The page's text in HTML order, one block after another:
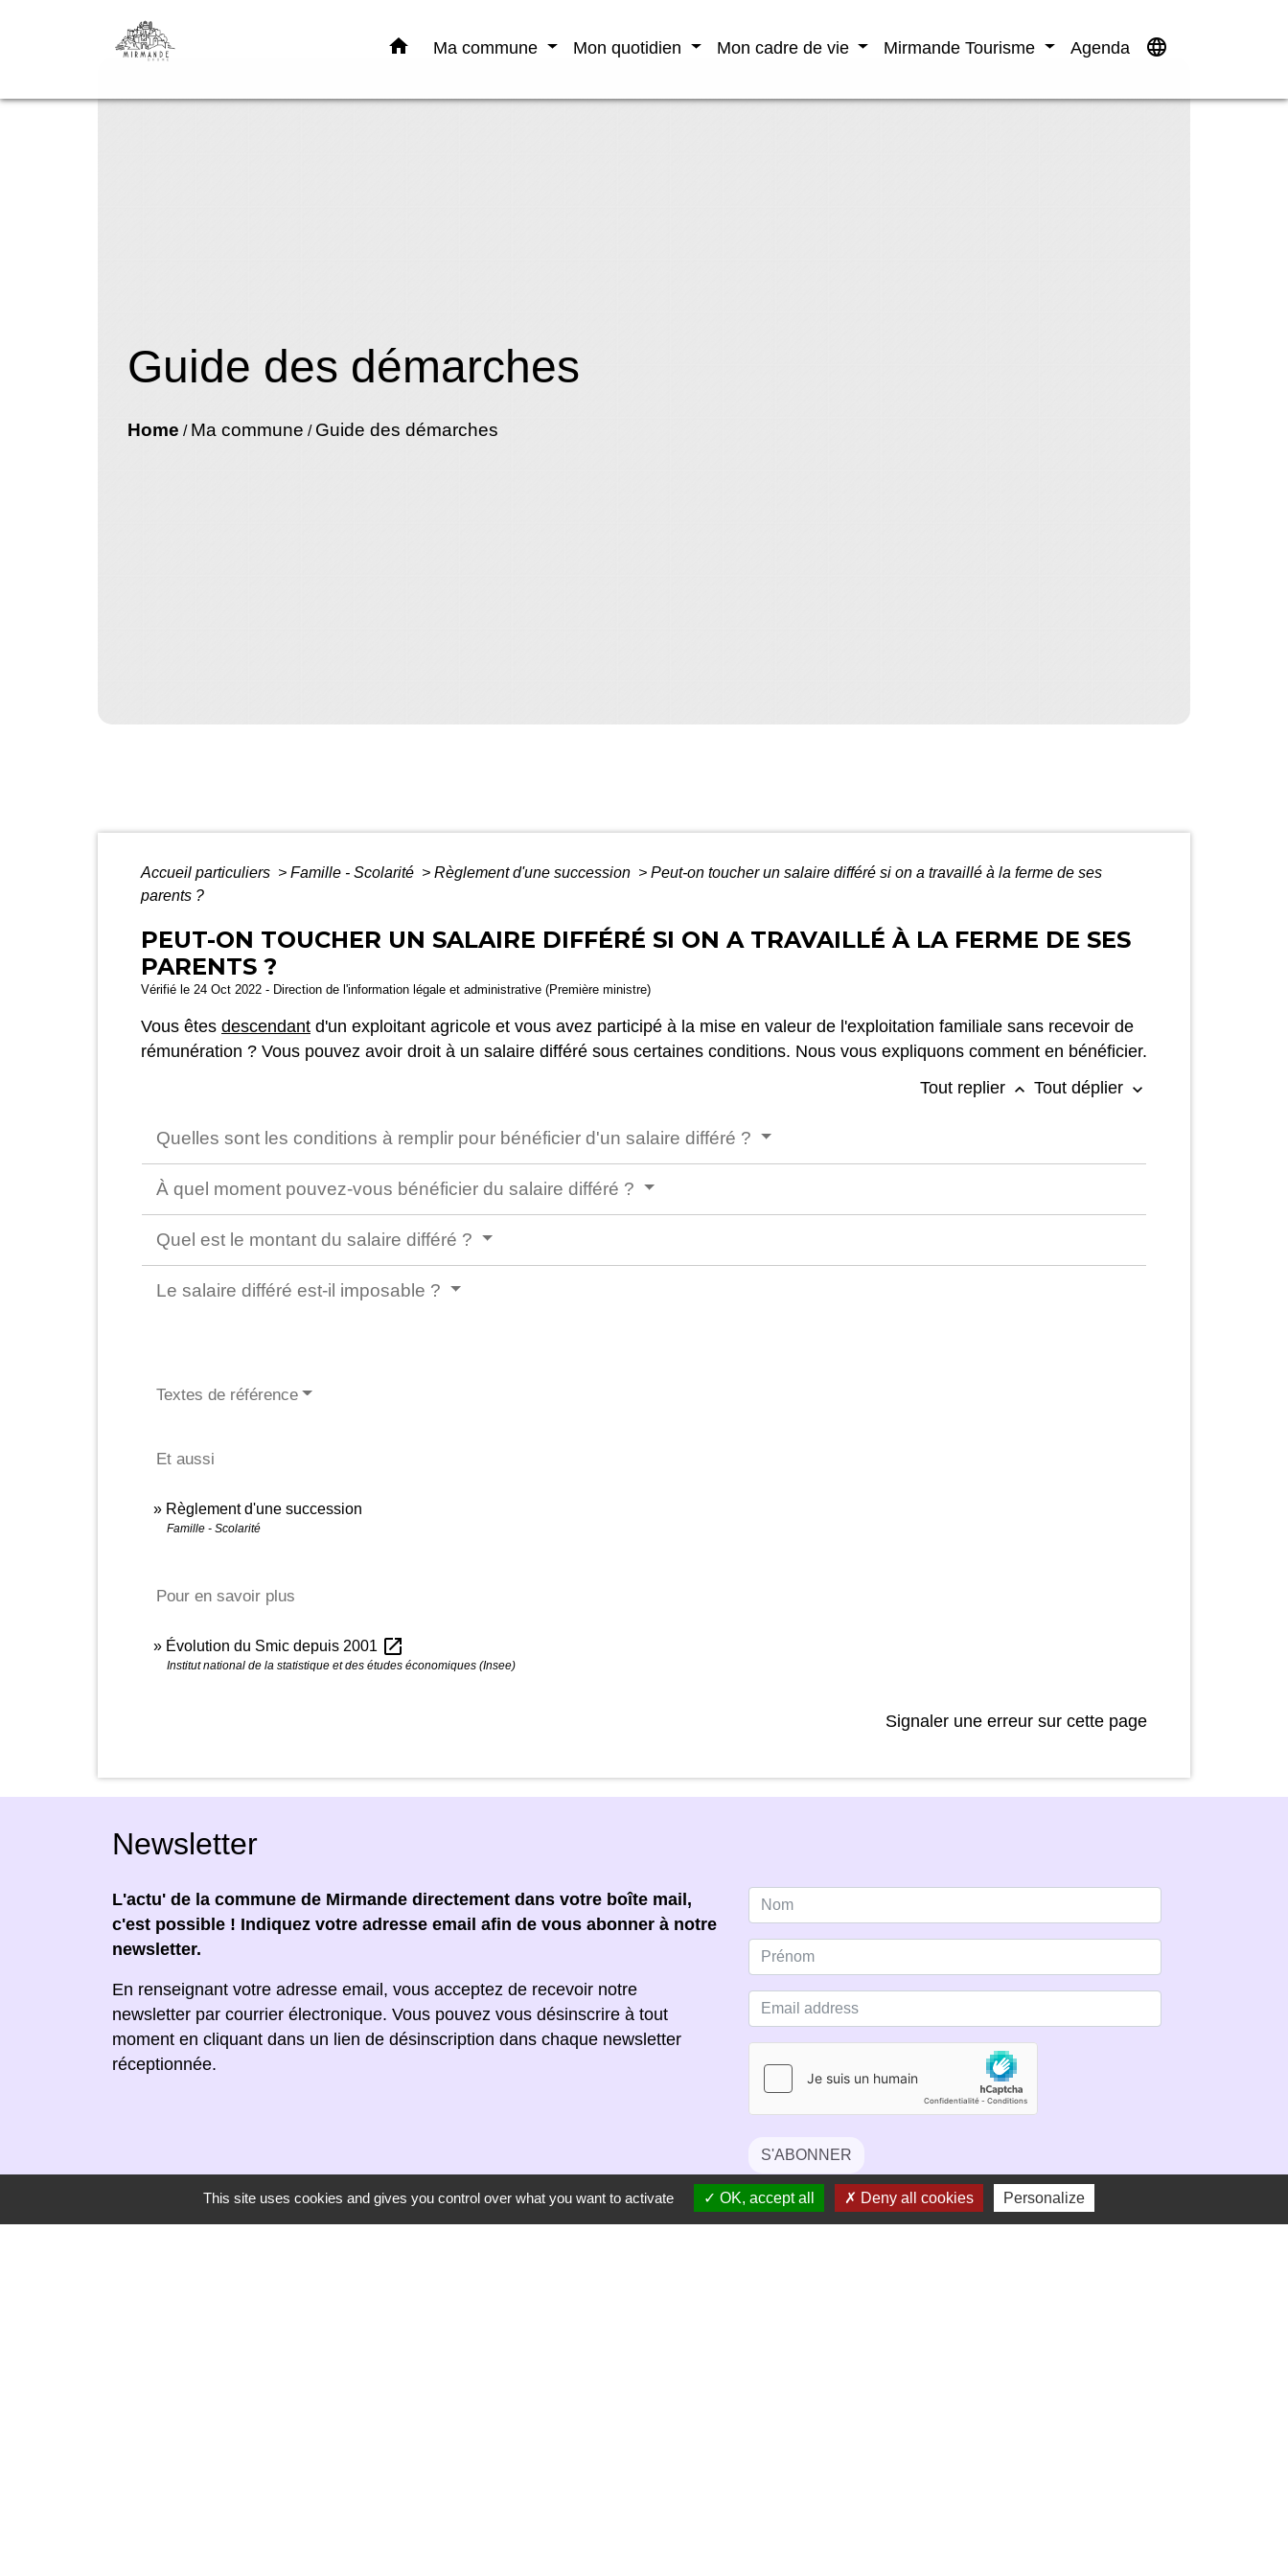
home Ma commune Mon quotidien Mon cadre de vie Mirmande Tourisme Agenda language
Guide des démarches
Home / Ma commune / Guide des démarches
Accueil particuliers > Famille - Scolarité > Règlement d'une succession > Peut-on toucher un salaire différé si on a travaillé à la ferme de ses
parents ?
PEUT-ON TOUCHER UN SALAIRE DIFFÉRÉ SI ON A TRAVAILLÉ À LA FERME DE SES
PARENTS ?
Vérifié le 24 Oct 2022 - Direction de l'information légale et administrative (Première ministre)
Vous êtes descendant d'un exploitant agricole et vous avez participé à la mise en valeur de l'exploitation familiale sans recevoir de
rémunération ? Vous pouvez avoir droit à un salaire différé sous certaines conditions. Nous vous expliquons comment en bénéficier.
Tout replier keyboard_arrow_up Tout déplier keyboard_arrow_down
Quelles sont les conditions à remplir pour bénéficier d'un salaire différé ?
À quel moment pouvez-vous bénéficier du salaire différé ?
Quel est le montant du salaire différé ?
Le salaire différé est-il imposable ?
Textes de référence
Et aussi
Règlement d'une succession
Famille - Scolarité
Pour en savoir plus
Évolution du Smic depuis 2001 open_in_new
Institut national de la statistique et des études économiques (Insee)
Signaler une erreur sur cette page
Newsletter
L'actu' de la commune de Mirmande directement dans votre boîte mail,
c'est possible ! Indiquez votre adresse email afin de vous abonner à notre
newsletter.
En renseignant votre adresse email, vous acceptez de recevoir notre
newsletter par courrier électronique. Vous pouvez vous désinscrire à tout
moment en cliquant dans un lien de désinscription dans chaque newsletter
réceptionnée.
S'ABONNER
This site uses cookies and gives you control over what you want to activate OK, accept all Deny all cookies Personalize